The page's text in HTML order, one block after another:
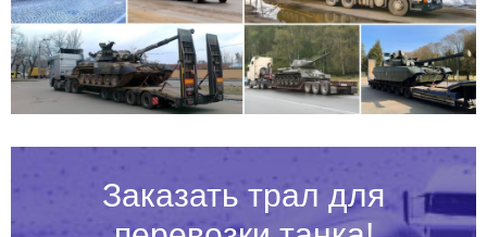
Заказать трал для